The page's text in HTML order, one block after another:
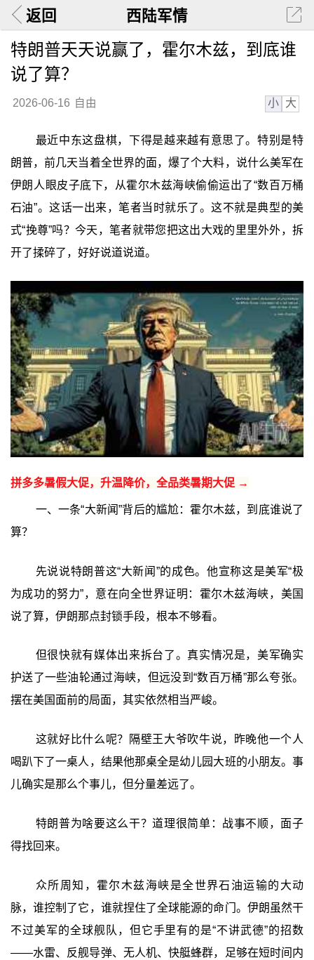
返回 西陆军情
特朗普天天说赢了，霍尔木兹，到底谁
说了算？
2026-06-16 自由 小 大
最近中东这盘棋，下得是越来越有意思了。特别是特
朗普，前几天当着全世界的面，爆了个大料，说什么美军在
伊朗人眼皮子底下，从霍尔木兹海峡偷偷运出了“数百万桶
石油”。这话一出来，笔者当时就乐了。这不就是典型的美
式“挽尊”吗？今天，笔者就带您把这出大戏的里里外外，拆
开了揉碎了，好好说道说道。
拼多多暑假大促，升温降价，全品类暑期大促 →
一、一条“大新闻”背后的尴尬：霍尔木兹，到底谁说了
算？
先说说特朗普这“大新闻”的成色。他宣称这是美军“极
为成功的努力”，意在向全世界证明：霍尔木兹海峡，美国
说了算，伊朗那点封锁手段，根本不够看。
但很快就有媒体出来拆台了。真实情况是，美军确实
护送了一些油轮通过海峡，但远没到“数百万桶”那么夸张。
摆在美国面前的局面，其实依然相当严峻。
这就好比什么呢？隔壁王大爷吹牛说，昨晚他一个人
喝趴下了一桌人，结果他那桌全是幼儿园大班的小朋友。事
儿确实是那么个事儿，但分量差远了。
特朗普为啥要这么干？道理很简单：战事不顺，面子
得找回来。
众所周知，霍尔木兹海峡是全世界石油运输的大动
脉，谁控制了它，谁就捏住了全球能源的命门。伊朗虽然干
不过美军的全球舰队，但它手里有的是“不讲武德”的招数
——水雷、反舰导弹、无人机、快艇蜂群，足够在短时间内